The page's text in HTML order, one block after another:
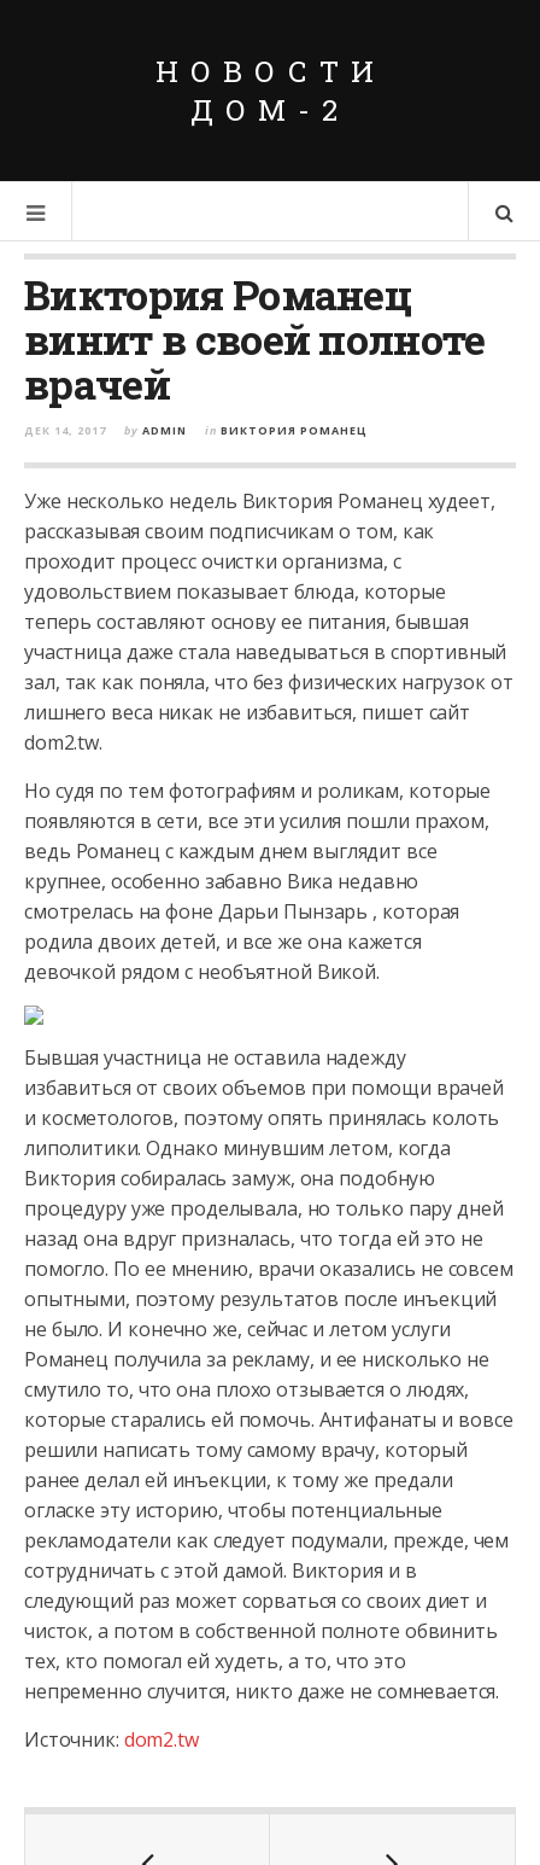
НОВОСТИ
ДОМ-2
Виктория Романец
винит в своей полноте
врачей
ДЕК 14, 2017 by ADMIN in ВИКТОРИЯ РОМАНЕЦ
Уже несколько недель Виктория Романец худеет,
рассказывая своим подписчикам о том, как
проходит процесс очистки организма, с
удовольствием показывает блюда, которые
теперь составляют основу ее питания, бывшая
участница даже стала наведываться в спортивный
зал, так как поняла, что без физических нагрузок от
лишнего веса никак не избавиться, пишет сайт
dom2.tw.
Но судя по тем фотографиям и роликам, которые
появляются в сети, все эти усилия пошли прахом,
ведь Романец с каждым днем выглядит все
крупнее, особенно забавно Вика недавно
смотрелась на фоне Дарьи Пынзарь , которая
родила двоих детей, и все же она кажется
девочкой рядом с необъятной Викой.
Бывшая участница не оставила надежду
избавиться от своих объемов при помощи врачей
и косметологов, поэтому опять принялась колоть
липолитики. Однако минувшим летом, когда
Виктория собиралась замуж, она подобную
процедуру уже проделывала, но только пару дней
назад она вдруг призналась, что тогда ей это не
помогло. По ее мнению, врачи оказались не совсем
опытными, поэтому результатов после инъекций
не было. И конечно же, сейчас и летом услуги
Романец получила за рекламу, и ее нисколько не
смутило то, что она плохо отзывается о людях,
которые старались ей помочь. Антифанаты и вовсе
решили написать тому самому врачу, который
ранее делал ей инъекции, к тому же предали
огласке эту историю, чтобы потенциальные
рекламодатели как следует подумали, прежде, чем
сотрудничать с этой дамой. Виктория и в
следующий раз может сорваться со своих диет и
чисток, а потом в собственной полноте обвинить
тех, кто помогал ей худеть, а то, что это
непременно случится, никто даже не сомневается.
Источник: dom2.tw